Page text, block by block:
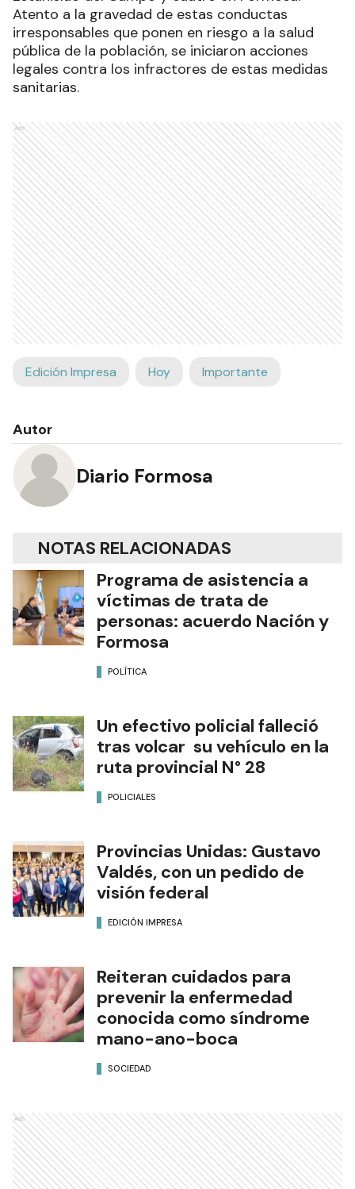
Atento a la gravedad de estas conductas
irresponsables que ponen en riesgo a la salud
pública de la población, se iniciaron acciones
legales contra los infractores de estas medidas
sanitarias.
Ads
Edición Impresa Hoy Importante
Autor
Diario Formosa
NOTAS RELACIONADAS
Programa de asistencia a
víctimas de trata de
personas: acuerdo Nación y
Formosa
POLÍTICA
Un efectivo policial falleció
tras volcar su vehículo en la
ruta provincial N° 28
POLICIALES
Provincias Unidas: Gustavo
Valdés, con un pedido de
visión federal
EDICIÓN IMPRESA
Reiteran cuidados para
prevenir la enfermedad
conocida como síndrome
mano-ano-boca
SOCIEDAD
Ads